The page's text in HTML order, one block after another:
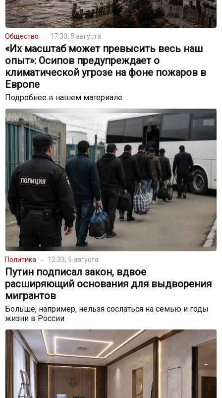
Общество 17:30, 5 августа
«Их масштаб может превысить весь наш
опыт»: Осипов предупреждает о
климатической угрозе на фоне пожаров в
Европе
Подробнее в нашем материале
Политика 12:33, 5 августа
Путин подписал закон, вдвое
расширяющий основания для выдворения
мигрантов
Больше, например, нельзя сослаться на семью и годы
жизни в России